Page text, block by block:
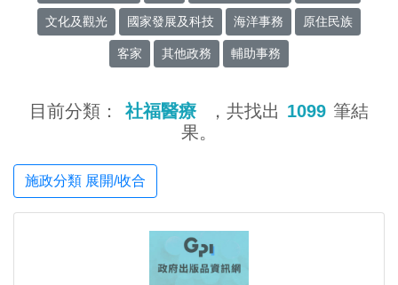
文化及觀光 國家發展及科技 海洋事務 原住民族
客家 其他政務 輔助事務
目前分類： 社福醫療 ，共找出 1099 筆結
果。
施政分類 展開/收合